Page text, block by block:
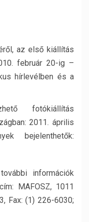
az első kiállítás
február 20-ig –
hírlevélben és a
fotókiállítás
2011. április
bejelenthetők:
információk
MAFOSZ, 1011
Fax: (1) 226-6030;